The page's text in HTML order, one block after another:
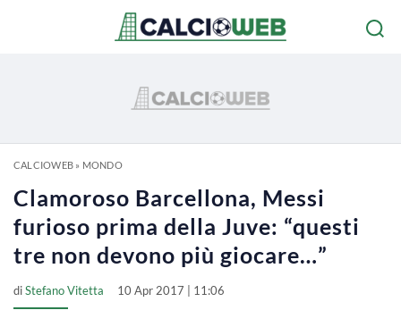
CALCIOWEB» MONDO
Clamoroso Barcellona, Messi
furioso prima della Juve: “questi
tre non devono più giocare…”
diStefano Vitetta 10 Apr 2017 | 11:06